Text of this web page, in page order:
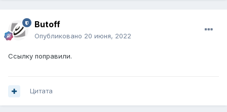
Butoff
Опубликовано 20 июня, 2022
Ссылку поправили.
Цитата